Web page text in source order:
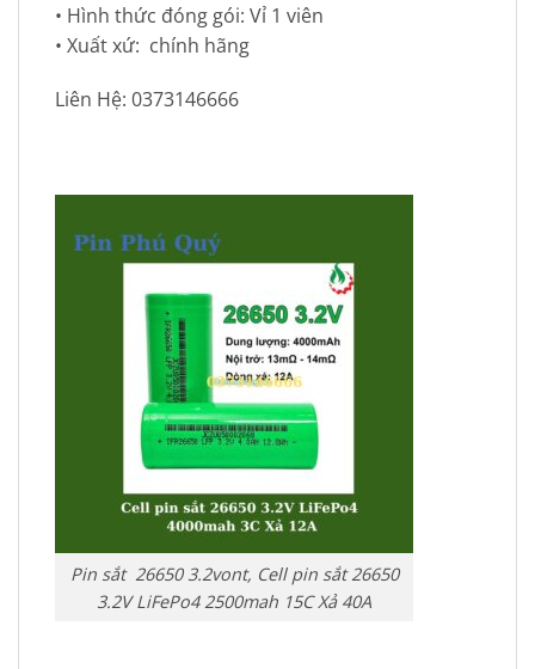
• Hình thức đóng gói: Vỉ 1 viên
• Xuất xứ: chính hãng
Liên Hệ: 0373146666
Pin sắt 26650 3.2vont, Cell pin sắt 26650
3.2V LiFePo4 2500mah 15C Xả 40A